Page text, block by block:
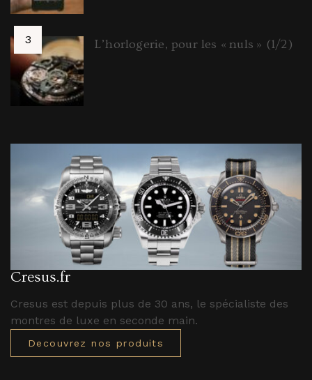
L’horlogerie, pour les « nuls » (1/2)
Cresus.fr
Cresus est depuis plus de 30 ans, le spécialiste des
montres de luxe en seconde main.
Decouvrez nos produits